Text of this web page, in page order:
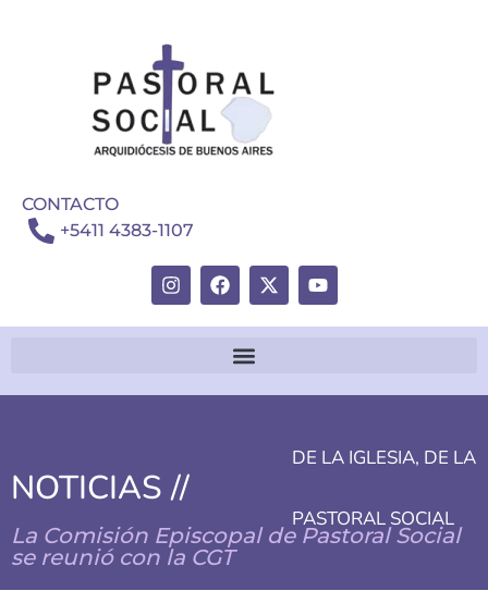
CONTACTO
+5411 4383-1107
NOTICIAS //
DE LA IGLESIA, DE LA
PASTORAL SOCIAL
La Comisión Episcopal de Pastoral Social
se reunió con la CGT